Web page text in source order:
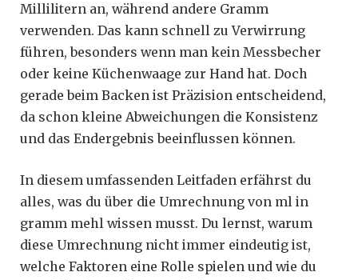
Millilitern an, während andere Gramm
verwenden. Das kann schnell zu Verwirrung
führen, besonders wenn man kein Messbecher
oder keine Küchenwaage zur Hand hat. Doch
gerade beim Backen ist Präzision entscheidend,
da schon kleine Abweichungen die Konsistenz
und das Endergebnis beeinflussen können.
In diesem umfassenden Leitfaden erfährst du
alles, was du über die Umrechnung von ml in
gramm mehl wissen musst. Du lernst, warum
diese Umrechnung nicht immer eindeutig ist,
welche Faktoren eine Rolle spielen und wie du